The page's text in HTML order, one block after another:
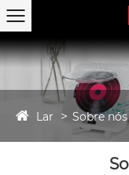
Lar Sobre nós